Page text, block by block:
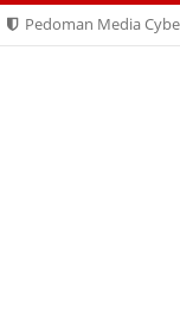
Pedoman Media